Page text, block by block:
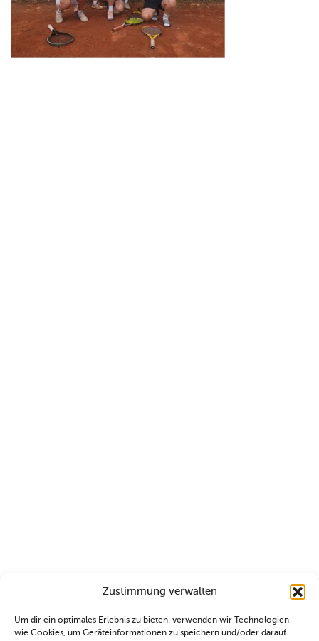
Zustimmung verwalten
Um dir ein optimales Erlebnis zu bieten, verwenden wir Technologien
wie Cookies, um Geräteinformationen zu speichern und/oder darauf